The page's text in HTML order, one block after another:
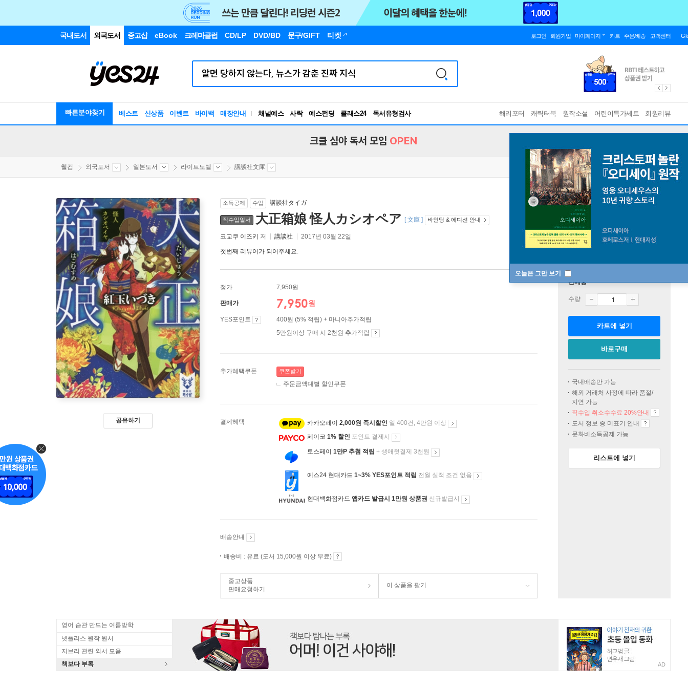
국내도서 외국도서 중고샵 eBook 크레마클럽 CD/LP DVD/BD 문구/GIFT 티켓 로그인 회원가입 마이페이지 카트 주문/배송 고객센터
빠른분야찾기 베스트 신상품 이벤트 바이백 매장안내 채널예스 사락 예스펀딩 클래스24
독서유형검사
RBTI Lab
해리포터 캐릭터북 원작소설 어린이특가세트 회원리뷰
오늘은 그만 보기
크클 심야 독서 모임 OPEN
웰컴 외국도서 일본도서 라이트노벨 講談社文庫
공유하기
소득공제 수입 講談社タイガ
직수입일서 大正箱娘 怪人カシオペア [ 文庫 ] 바인딩 & 에디션 안내
코교쿠 이즈키 저 講談社 2017년 03월 22일
첫번째 리뷰어가 되어주세요.
정가 7,950원
판매가 7,950원
YES포인트
400원 (5% 적립) + 마니아추가적립
5만원이상 구매 시 2천원 추가적립
추가혜택쿠폰 쿠폰받기
주문금액대별 할인쿠폰
결제혜택 카카오페이 2,000원 즉시할인 일 400건, 4만원 이상
페이코 1% 할인 포인트 결제시
토스페이 1만P 추첨 적립 + 생애첫결제 3천원
예스24 현대카드 1~3% YES포인트 적립 전월 실적 조건 없음
현대백화점카드 앱카드 발급시 1만원 상품권 신규발급시
배송안내
배송비 : 유료 (도서 15,000원 이상 무료)
중고상품
판매요청하기
이 상품을 팔기
판매중
수량
카트에 넣기
바로구매
국내배송만 가능
해외 거래처 사정에 따라 품절/
지연 가능
직수입 취소수수료 20%안내
도서 정보 중 미표기 안내
문화비소득공제 가능
리스트에 넣기
영어 습관 만드는 여름방학
넷플리스 원작 원서
지브리 관련 외서 모음
책보다 부록
AD